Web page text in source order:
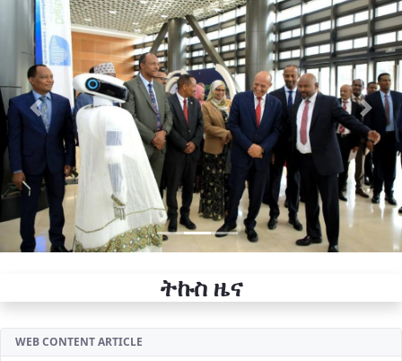
Previous Next
ትኩስ ዜና
WEB CONTENT ARTICLE